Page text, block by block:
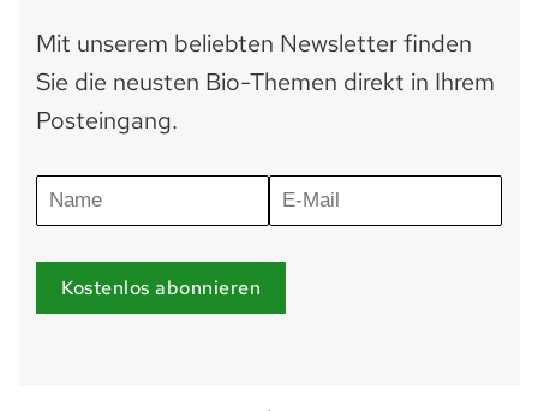
Mit unserem beliebten Newsletter finden
Sie die neusten Bio-Themen direkt in Ihrem
Posteingang.
Kostenlos abonnieren